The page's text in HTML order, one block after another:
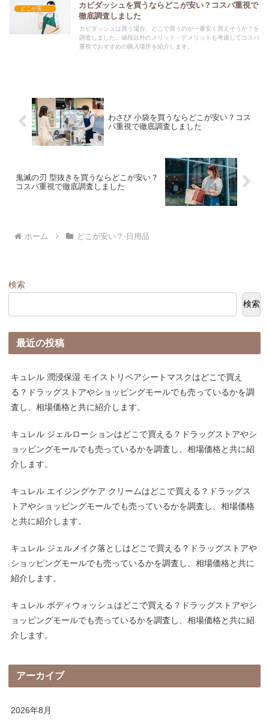
カビダッシュを買うならどこが安い？コスパ重視で
徹底調査しました
カビダッシュは買う場合、どこで買うのが一番安く買えそうか？を
調査しました。値段以外のメリット・デメリットも考慮してコスパ
重視でおすすめの購入場所を紹介します。
わさび 小袋を買うならどこが安い？コス
パ重視で徹底調査しました
鬼滅の刃 型抜きを買うならどこが安い？
コスパ重視で徹底調査しました
ホーム どこが安い？-日用品
検索
検索
最近の投稿
キュレル 潤浸保湿 モイストリペアシートマスクはどこで買え
る？ドラッグストアやショッピングモールでも売っているかを調
査し、相場価格と共に紹介します。
キュレル ジェルローションはどこで買える？ドラッグストアやシ
ョッピングモールでも売っているかを調査し、相場価格と共に紹
介します。
キュレル エイジングケア クリームはどこで買える？ドラッグス
トアやショッピングモールでも売っているかを調査し、相場価格
と共に紹介します。
キュレル ジェルメイク落としはどこで買える？ドラッグストアや
ショッピングモールでも売っているかを調査し、相場価格と共に
紹介します。
キュレル ボディウォッシュはどこで買える？ドラッグストアやシ
ョッピングモールでも売っているかを調査し、相場価格と共に紹
介します。
アーカイブ
2026年8月